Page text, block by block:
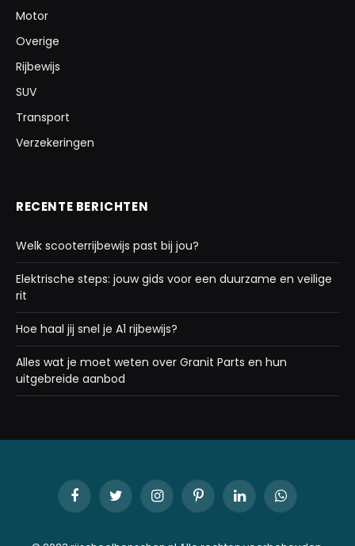
Motor
Overige
Rijbewijs
SUV
Transport
Verzekeringen
RECENTE BERICHTEN
Welk scooterrijbewijs past bij jou?
Elektrische steps: jouw gids voor een duurzame en veilige
rit
Hoe haal jij snel je A1 rijbewijs?
Alles wat je moet weten over Granit Parts en hun
uitgebreide aanbod
FacebookTwitter InstagramPinterestLinkedInWhatsApp